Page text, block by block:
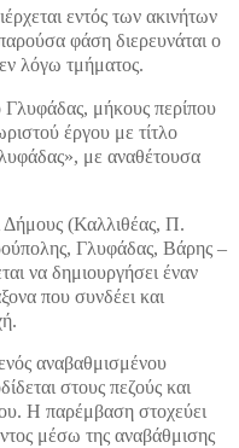
εντός των ακινήτων
φάση διερευνάται ο
λόγω τμήματος.
μήκους περίπου
έργου με τίτλο
με αναθέτουσα
Δήμους (Καλλιθέας, Π.
Γλυφάδας, Βάρης –
να δημιουργήσει έναν
που συνδέει και
αναβαθμισμένου
στους πεζούς και
Η παρέμβαση στοχεύει
μέσω της αναβάθμισης